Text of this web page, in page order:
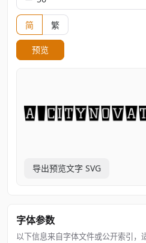
简 繁
预览
导出预览文字 SVG
字体参数
以下信息来自字体文件或公开索引，